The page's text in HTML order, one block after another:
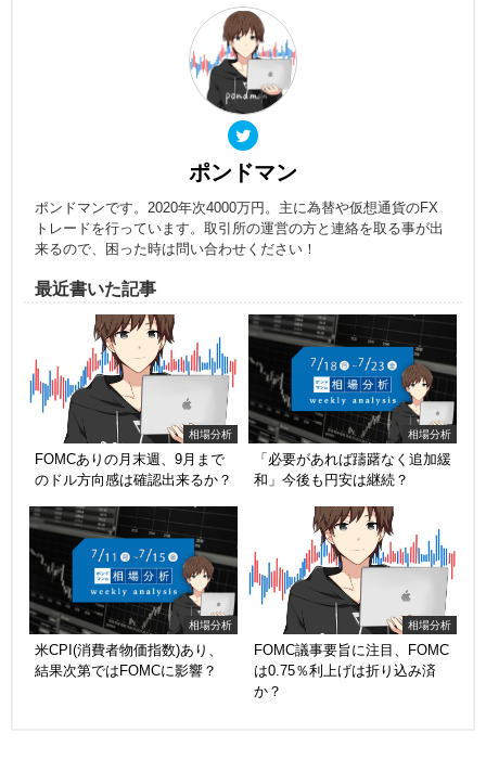
ポンドマン
ポンドマンです。2020年次4000万円。主に為替や仮想通貨のFX
トレードを行っています。取引所の運営の方と連絡を取る事が出
来るので、困った時は問い合わせください！
最近書いた記事
相場分析
FOMCありの月末週、9月まで
のドル方向感は確認出来るか？
相場分析
「必要があれば躊躇なく追加緩
和」今後も円安は継続？
相場分析
米CPI(消費者物価指数)あり、
結果次第ではFOMCに影響？
相場分析
FOMC議事要旨に注目、FOMC
は0.75％利上げは折り込み済
か？